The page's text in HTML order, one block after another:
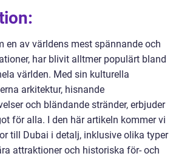
en av världens mest spännande och
har blivit alltmer populärt bland
världen. Med sin kulturella
arkitektur, hisnande
och bländande stränder, erbjuder
för alla. I den här artikeln kommer vi
till Dubai i detalj, inklusive olika typer
attraktioner och historiska för- och